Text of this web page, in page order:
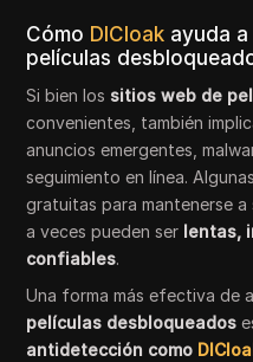
Cómo DICloak ayuda
películas
Si bien los sitios web de
convenientes, también
anuncios emergentes,
seguimiento en línea.
gratuitas para mantenerse
a veces pueden ser lentas,
confiables.
Una forma más efectiva de
películas desbloqueados
antidetección como